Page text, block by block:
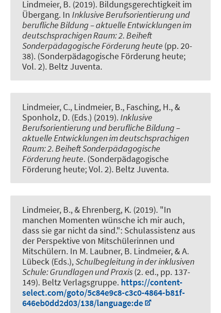
Lindmeier, B. (2019). Bildungsgerechtigkeit im
Übergang. In Inklusive Berufsorientierung und
berufliche Bildung – aktuelle Entwicklungen im
deutschsprachigen Raum: 2. Beiheft
Sonderpädagogische Förderung heute (pp. 20-
38). (Sonderpädagogische Förderung heute;
Vol. 2). Beltz Juventa.
Lindmeier, C., Lindmeier, B., Fasching, H., &
Sponholz, D. (Eds.) (2019).Inklusive
Berufsorientierung und berufliche Bildung –
aktuelle Entwicklungen im deutschsprachigen
Raum: 2. Beiheft Sonderpädagogische
Förderung heute. (Sonderpädagogische
Förderung heute; Vol. 2). Beltz Juventa.
Lindmeier, B., & Ehrenberg, K. (2019). "In
manchen Momenten wünsche ich mir auch,
dass sie gar nicht da sind.": Schulassistenz aus
der Perspektive von Mitschülerinnen und
Mitschülern. In M. Laubner, B. Lindmeier, & A.
Lübeck (Eds.),Schulbegleitung in der inklusiven
Schule: Grundlagen und Praxis(2. ed., pp. 137-
149). Beltz Verlagsgruppe. https://content-
select.com/goto/5c84e9c8-c3c0-4864-b81f-
646eb0dd2d03/138/language:de